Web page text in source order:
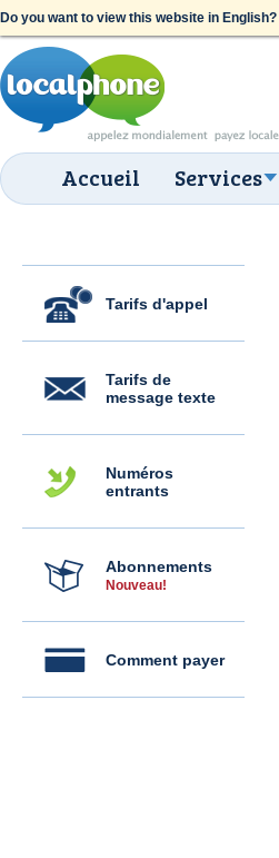
Do you want to view this website in English?
Accueil Services
Tarifs d'appel
Tarifs de
message texte
Numéros
entrants
Abonnements
Nouveau!
Comment payer